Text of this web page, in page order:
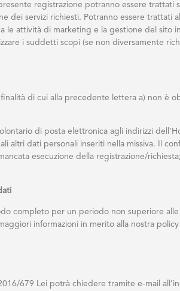
registrazione potranno essere
dei servizi richiesti. Potranno essere trattati
le attività di marketing e la gestione del sito
i suddetti scopi (se non diversamente
di cui alla precedente lettera a) non è
di posta elettronica agli indirizzi
altri dati personali inseriti nella missiva. Il
esecuzione della registrazione/
completo per un periodo non superiore
informazioni in merito alla nostra
679 Lei potrà chiedere tramite e-mail